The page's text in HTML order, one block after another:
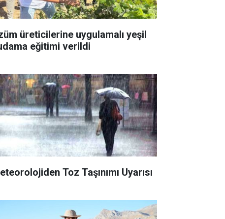
üreticilerine uygulamalı yeşil
eğitimi verildi
Toz Taşınımı Uyarısı